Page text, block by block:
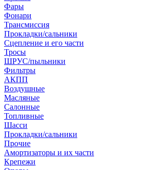
Фары
Фонари
Трансмиссия
Прокладки/сальники
Сцепление и его части
Тросы
ШРУС/пыльники
Фильтры
АКПП
Воздушные
Масляные
Салонные
Топливные
Шасси
Прокладки/сальники
Прочие
Амортизаторы и их части
Крепежи